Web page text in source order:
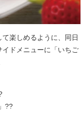
楽しめるように、同日
ドメニューに「いちご
」??